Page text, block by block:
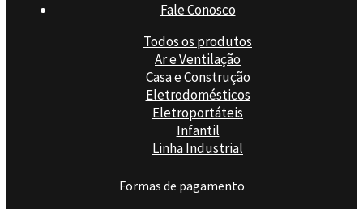
Fale Conosco
Todos os produtos
Ar e Ventilação
Casa e Construção
Eletrodomésticos
Eletroportáteis
Infantil
Linha Industrial
Formas de pagamento